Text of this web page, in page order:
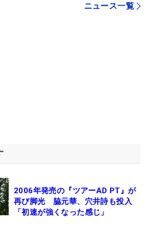
ニュース一覧
2006年発売の『ツアーAD PT』が
再び脚光 脇元華、穴井詩も投入
「初速が強くなった感じ」